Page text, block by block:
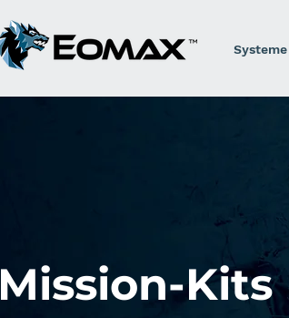
Systeme
Mission-Kits